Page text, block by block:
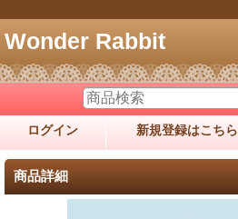
Wonder Rabbit
ログイン 新規登録はこちら
商品詳細